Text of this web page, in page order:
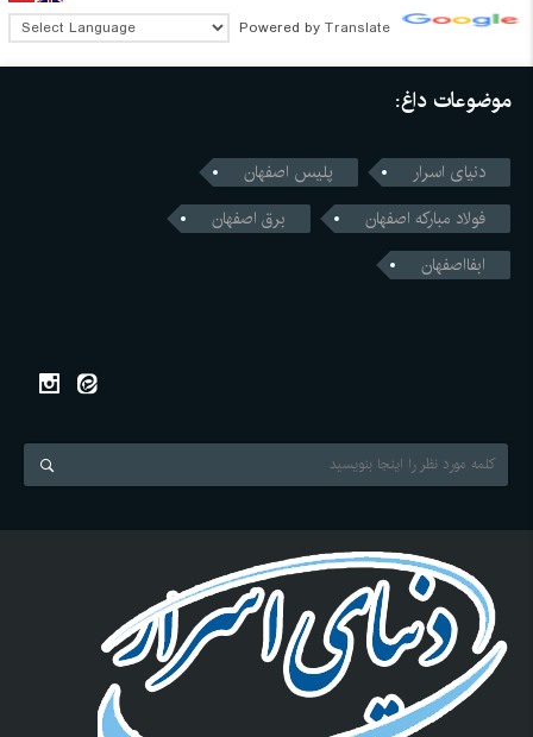
Powered by Translate
موضوعات داغ:
دنیای اسرار
پلیس اصفهان
فولاد مبارکه اصفهان
برق اصفهان
ابفااصفهان